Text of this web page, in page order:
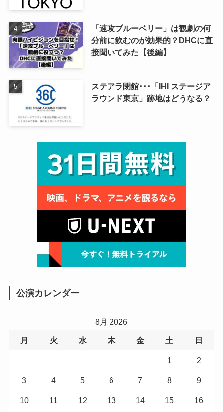
「速攻ブルーベリー」は観劇の何
分前に飲むのが効果的？DHCに直
接聞いてみた【後編】
ステアラ閉館･･･「IHI ステージア
ラウンド東京」跡地はどうなる？
公演カレンダー
8月 2026
月 火 水 木 金 土 日
1 2
3 4 5 6 7 8 9
10 11 12 13 14 15 16